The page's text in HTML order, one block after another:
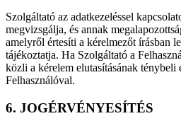
Szolgáltató az adatkezeléssel
megvizsgálja, és annak
amelyről értesíti a kérelmezőt írásban
tájékoztatja. Ha Szolgáltató a
közli a kérelem elutasításának ténybeli
Felhasználóval.
6. JOGÉRVÉNYESÍTÉS